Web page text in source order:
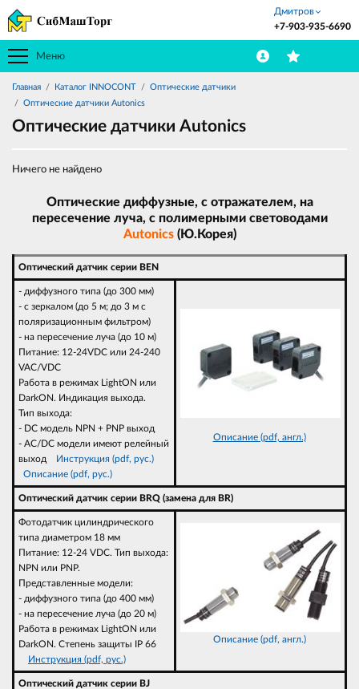
Меню
Дмитров
+7-903-935-6690
Главная Каталог INNOCONT
Оптические датчики
Оптические датчики Autonics
Оптические датчики Autonics
Ничего не найдено
Оптические диффузные, с отражателем, на
пересечение луча, с полимерными световодами
Autonics (Ю.Корея)
Оптический датчик серии BEN
- диффузного типа (до 300 мм)
- с зеркалом (до 5 м; до 3 м с
поляризационным фильтром)
- на пересечение луча (до 10 м)
Питание: 12-24VDC или 24-240
VAC/VDC
Работа в режимах LightON или
DarkON. Индикация выхода.
Тип выхода:
- DC модель NPN + PNP выход
- AC/DC модели имеют релейный
выход Инструкция (pdf, рус.)
Описание (pdf, рус.)
Описание (pdf, англ.)
Оптический датчик серии BRQ (замена для BR)
Фотодатчик цилиндрического
типа диаметром 18 мм
Питание: 12-24 VDC. Тип выхода:
NPN или PNP.
Представленные модели:
- диффузного типа (до 400 мм)
- на пересечение луча (до 20 м)
Работа в режимах LightON или
DarkON. Степень защиты IP 66
Инструкция (pdf, рус.)
Описание (pdf, англ.)
Оптический датчик серии BJ